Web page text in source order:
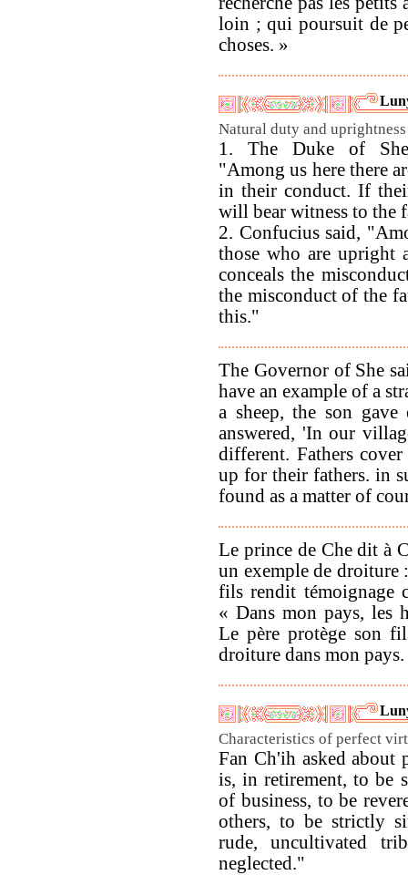
loin ; qui poursuit de
choses. »
Natural duty and
1. The Duke of
"Among us here there
in their conduct. If
will bear witness to the
2. Confucius said,
those who are upright
conceals the
the misconduct of the
this."
The Governor of She
have an example of a
a sheep, the son gave
answered, 'In our
different. Fathers
up for their fathers. in
found as a matter of
Le prince de Che dit à
un exemple de droiture
fils rendit témoignage
« Dans mon pays, les
Le père protège son
droiture dans mon pays.
Characteristics of perfect
Fan Ch'ih asked about
is, in retirement, to be
of business, to be
others, to be strictly
rude, uncultivated
neglected."